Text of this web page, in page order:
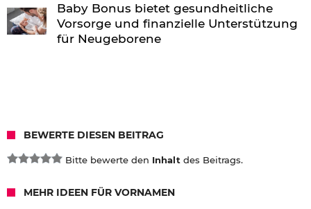
Baby Bonus bietet gesundheitliche
Vorsorge und finanzielle Unterstützung
für Neugeborene
BEWERTE DIESEN BEITRAG
Bitte bewerte den Inhalt des Beitrags.
MEHR IDEEN FÜR VORNAMEN